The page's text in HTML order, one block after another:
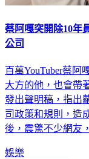
蔡阿嘎突開除10年
公司
百萬YouTuber蔡阿
大方的他，也會帶
發出聲明稿，指出
司政策和規則，造
後，震驚不少網友
娛樂